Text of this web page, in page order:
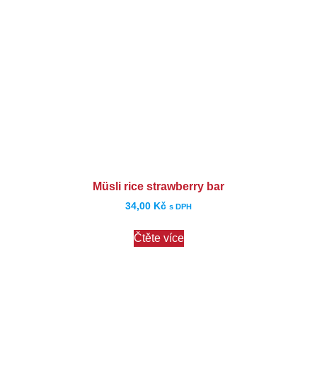
Müsli rice strawberry bar
34,00 Kč s DPH
Čtěte více